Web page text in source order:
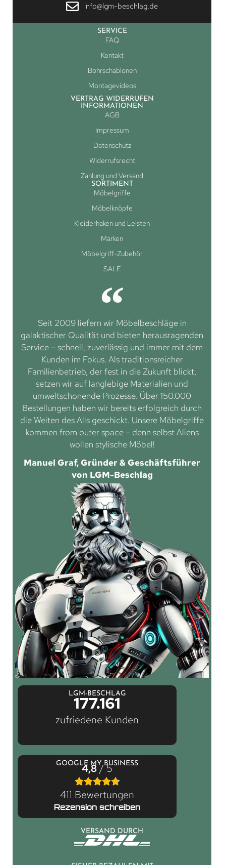
info@lgm-beschlag.de
SERVICE
FAQ
Kontakt
Bohrschablonen
Montagevideos
VERTRAG WIDERRUFEN
INFORMATIONEN
AGB
Impressum
Datenschutz
Widerrufsrecht
Zahlung und Versand
SORTIMENT
Möbelgriffe
Möbelknöpfe
Kleiderhaken und Leisten
Marken
Möbelgriff-Zubehör
SALE
Seit 2009 liefern wir Möbelbeschläge in
galaktischer Qualität und bieten herausragenden
Service – schnell, zuverlässig und immer mit dem
Kunden im Fokus. Als traditionsreicher
Familienbetrieb, der fest in die Zukunft blickt,
setzen wir auf langlebige Materialien und
umweltschonende Prozesse. Über 150.000
Bestellungen haben wir bereits erfolgreich durch
die Weiten des Alls geschickt. Unsere Möbelgriffe
kommen from outer space – denn selbst Aliens
wollen stylische Möbel!
Manuel Graf, Gründer & Geschäftsführer
von LGM-Beschlag
LGM-BESCHLAG
177.161
zufriedene Kunden
GOOGLE MY BUSINESS
4,8/ 5
411 Bewertungen
Rezension schreiben
VERSAND DURCH